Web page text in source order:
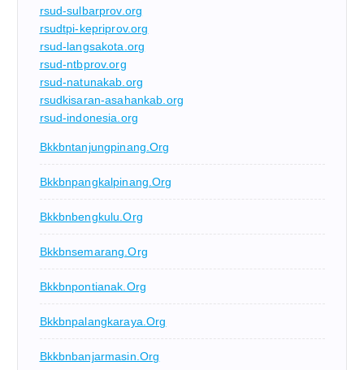
rsud-sulbarprov.org
rsudtpi-kepriprov.org
rsud-langsakota.org
rsud-ntbprov.org
rsud-natunakab.org
rsudkisaran-asahankab.org
rsud-indonesia.org
Bkkbntanjungpinang.org
Bkkbnpangkalpinang.org
Bkkbnbengkulu.org
Bkkbnsemarang.org
Bkkbnpontianak.org
Bkkbnpalangkaraya.org
Bkkbnbanjarmasin.org